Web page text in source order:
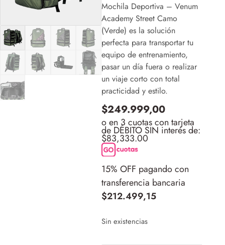
Mochila Deportiva – Venum
Academy Street Camo
(Verde) es la solución
perfecta para transportar tu
equipo de entrenamiento,
pasar un día fuera o realizar
un viaje corto con total
practicidad y estilo.
$249.999,00
o en 3 cuotas con tarjeta
de DÉBITO SIN interés de:
$83,333.00
15% OFF pagando con
transferencia bancaria
$212.499,15
Sin existencias